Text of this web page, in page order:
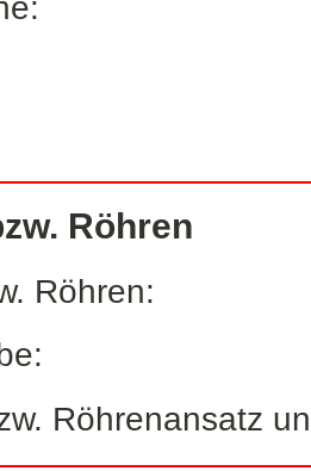
Röhren
Röhren:
Röhrenansatz